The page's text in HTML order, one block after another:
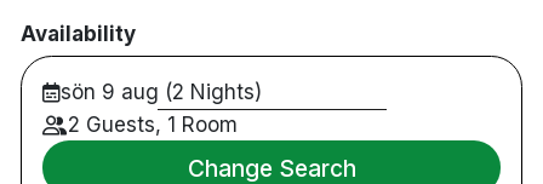
71 rum
Bar
Tillgänglig för rullstol
Availability
sön 9 aug (2 Nights)
2 Guests, 1 Room
Change Search